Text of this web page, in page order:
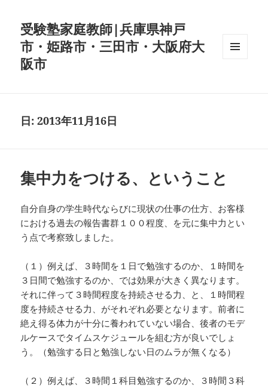
受験塾家庭教師|兵庫県神戸
市・姫路市・三田市・大阪府大
阪市
日:2013年11月16日
集中力をつける、ということ
自分自身の学生時代ならびに現状の仕事の仕方、お客様
における過去の報告書群１００程度、を元に集中力とい
う点で考察致しました。
（１）例えば、３時間を１日で勉強するのか、１時間を
３日間で勉強するのか、では効果が大きく異なります。
それに伴って３時間程度を持続させる力、と、１時間程
度を持続させる力、がそれぞれ必要となります。前者に
絶え得る体力が十分に養われていない場合、後者のモデ
ルケースでタイムスケジュールを組む方が良いでしょ
う。（勉強する日と勉強しない日のムラが無くなる）
（２）例えば、３時間１科目勉強するのか、３時間３科